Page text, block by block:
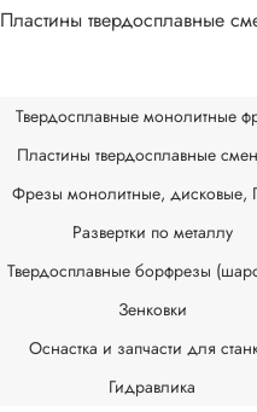
Пластины твердосплавные
Твердосплавные монолитные
Пластины твердосплавные
Фрезы монолитные, дисковые,
Развертки по металлу
Твердосплавные борфрезы
Зенковки
Оснастка и запчасти для
Гидравлика